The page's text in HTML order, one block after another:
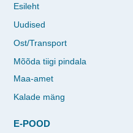
Esileht
Uudised
Ost/Transport
Mõõda tiigi pindala
Maa-amet
Kalade mäng
E-POOD